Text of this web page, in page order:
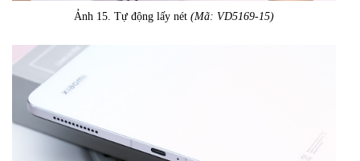
Ảnh 15. Tự động lấy nét (Mã: VD5169-15)